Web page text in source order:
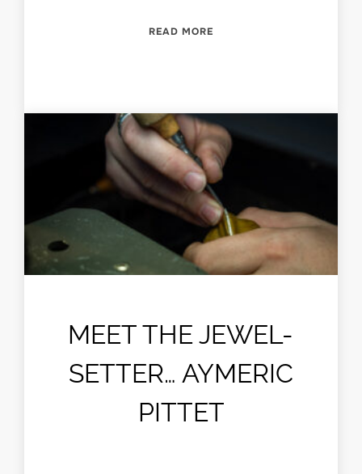
READ MORE
MEET THE JEWEL-
SETTER… AYMERIC
PITTET